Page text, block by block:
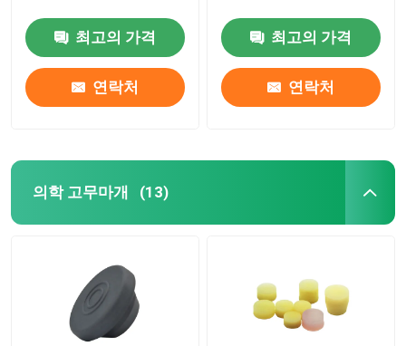
최고의 가격
연락처
최고의 가격
연락처
의학 고무마개 (13)